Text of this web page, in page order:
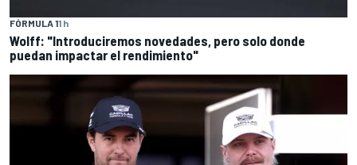
FÓRMULA 11 h
Wolff: "Introduciremos novedades, pero solo donde
puedan impactar el rendimiento"